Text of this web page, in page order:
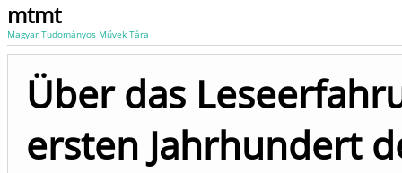
mtmt
Magyar Tudományos Művek Tára
Über das
ersten Jahrhundert